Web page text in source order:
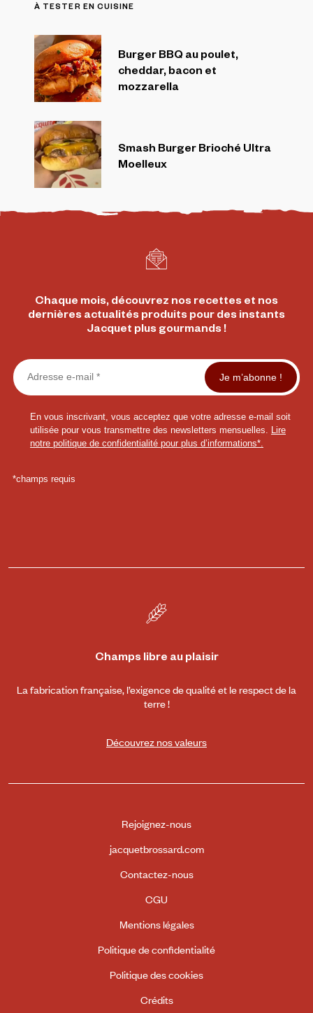
À TESTER EN CUISINE
Burger BBQ au poulet,
cheddar, bacon et
mozzarella
Smash Burger Brioché Ultra
Moelleux
Chaque mois, découvrez nos recettes et nos
dernières actualités produits pour des instants
Jacquet plus gourmands !
Champs libre au plaisir
La fabrication française, l’exigence de qualité et le respect de la
terre !
Découvrez nos valeurs
Rejoignez-nous
jacquetbrossard.com
Contactez-nous
CGU
Mentions légales
Politique de confidentialité
Politique des cookies
Crédits